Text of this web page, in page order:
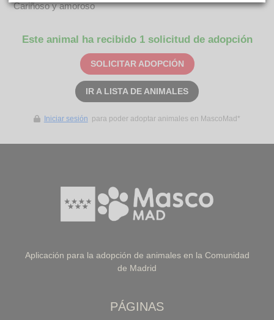
Cariñoso y amoroso
Este animal ha recibido 1 solicitud de adopción
SOLICITAR ADOPCIÓN
IR A LISTA DE ANIMALES
Iniciar sesión para poder adoptar animales en MascoMad*
Aplicación para la adopción de animales en la Comunidad
de Madrid
PÁGINAS